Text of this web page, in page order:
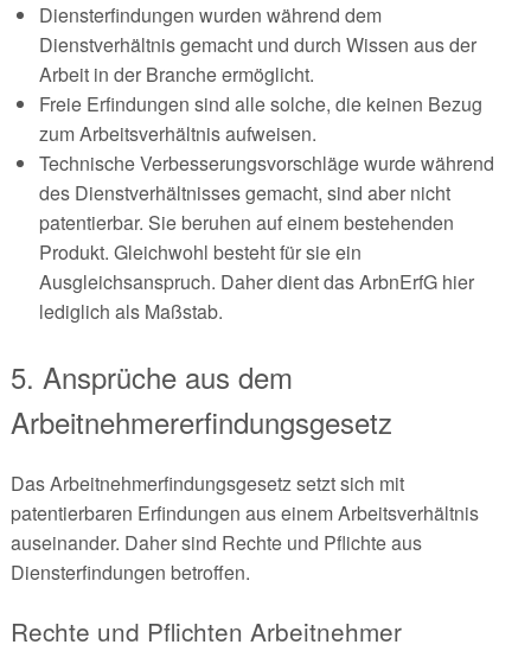
Diensterfindungen wurden während dem
Dienstverhältnis gemacht und durch Wissen aus der
Arbeit in der Branche ermöglicht.
Freie Erfindungen sind alle solche, die keinen Bezug
zum Arbeitsverhältnis aufweisen.
Technische Verbesserungsvorschläge wurde während
des Dienstverhältnisses gemacht, sind aber nicht
patentierbar. Sie beruhen auf einem bestehenden
Produkt. Gleichwohl besteht für sie ein
Ausgleichsanspruch. Daher dient das ArbnErfG hier
lediglich als Maßstab.
5. Ansprüche aus dem
Arbeitnehmererfindungsgesetz
Das Arbeitnehmerfindungsgesetz setzt sich mit
patentierbaren Erfindungen aus einem Arbeitsverhältnis
auseinander. Daher sind Rechte und Pflichte aus
Diensterfindungen betroffen.
Rechte und Pflichten Arbeitnehmer